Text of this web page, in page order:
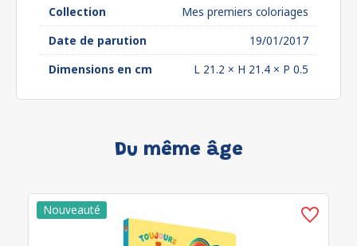
Collection
Mes premiers coloriages
Date de parution
19/01/2017
Dimensions en cm
L 21.2 × H 21.4 × P 0.5
Du même âge